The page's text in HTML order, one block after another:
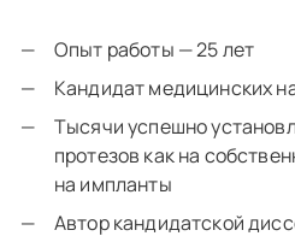
Опыт работы — 25 лет
Кандидат медицинских
Тысячи успешно
протезов как на
на импланты
Автор кандидатской